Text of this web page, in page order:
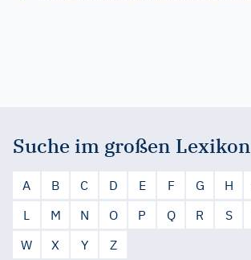
Suche im großen Lexikon
A B C D E F G H
L
M N O P Q R S
W
X Y Z